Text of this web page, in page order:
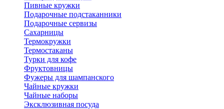
Пивные кружки
Подарочные подстаканники
Подарочные сервизы
Сахарницы
Термокружки
Термостаканы
Турки для кофе
Фруктовницы
Фужеры для шампанского
Чайные кружки
Чайные наборы
Эксклюзивная посуда